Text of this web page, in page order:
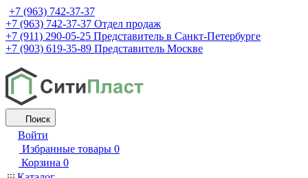
+7 (963) 742-37-37
+7 (963) 742-37-37 Отдел продаж
+7 (911) 290-05-25 Представитель в Санкт-Петербурге
+7 (903) 619-35-89 Представитель Москве
Поиск
Войти
Избранные товары 0
Корзина 0